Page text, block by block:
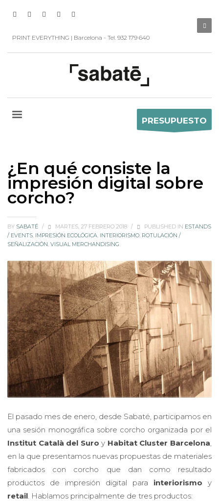
PRINT EVERYTHING | Barcelona - Tel. 932 179 640
PRESUPUESTO
¿En qué consiste la
impresión digital sobre
corcho?
BY SABATÉ / MARTES, 27 FEBRERO 2018 / PUBLISHED IN ESTANDS
/ EVENTS, IMPRESIÓN ECOLÓGICA, INTERIORISMO, ROTULACIÓN /
SEÑALIZACIÓN, VISUAL MERCHANDISING
El pasado mes de enero, desde Sabaté, participamos en
una sesión monográfica sobre corcho organizada por el
Institut Català del Suro y Habitat Cluster Barcelona
en la que presentamos nuevas propuestas de materiales
fabricados con corcho que dan como resultado
productos de impresión digital para interiorismo y
retail . Hablamos principalmente de tres productos: